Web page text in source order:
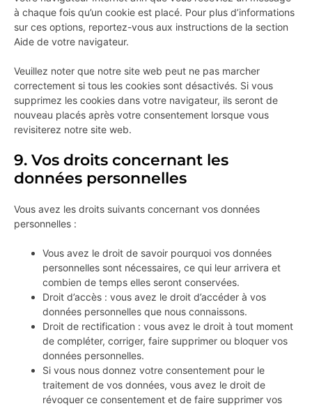
à chaque fois qu’un cookie est placé. Pour plus d’informations
sur ces options, reportez-vous aux instructions de la section
Aide de votre navigateur.
Veuillez noter que notre site web peut ne pas marcher
correctement si tous les cookies sont désactivés. Si vous
supprimez les cookies dans votre navigateur, ils seront de
nouveau placés après votre consentement lorsque vous
revisiterez notre site web.
9. Vos droits concernant les
données personnelles
Vous avez les droits suivants concernant vos données
personnelles :
Vous avez le droit de savoir pourquoi vos données
personnelles sont nécessaires, ce qui leur arrivera et
combien de temps elles seront conservées.
Droit d’accès : vous avez le droit d’accéder à vos
données personnelles que nous connaissons.
Droit de rectification : vous avez le droit à tout moment
de compléter, corriger, faire supprimer ou bloquer vos
données personnelles.
Si vous nous donnez votre consentement pour le
traitement de vos données, vous avez le droit de
révoquer ce consentement et de faire supprimer vos